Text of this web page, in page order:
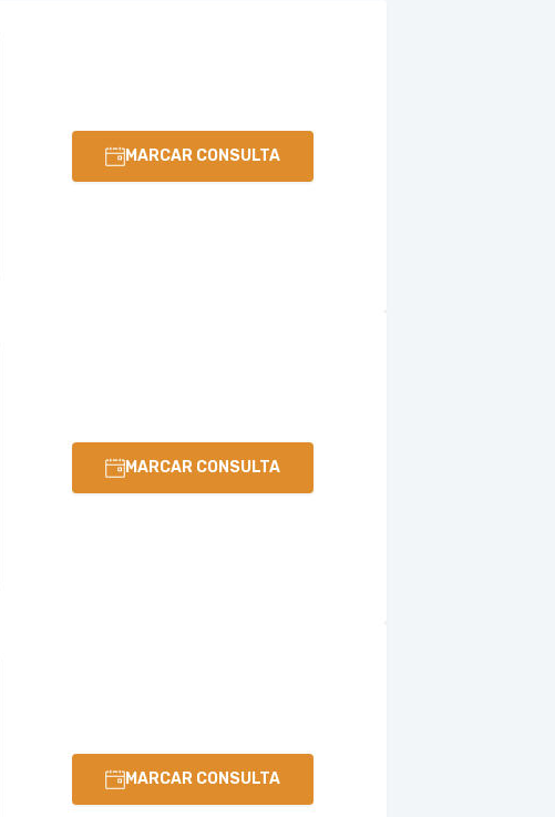
MARCAR CONSULTA
MARCAR CONSULTA
MARCAR CONSULTA